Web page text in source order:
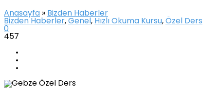
Anasayfa » Bizden Haberler
Bizden Haberler, Genel , Hızlı Okuma Kursu, Özel Ders
0
457